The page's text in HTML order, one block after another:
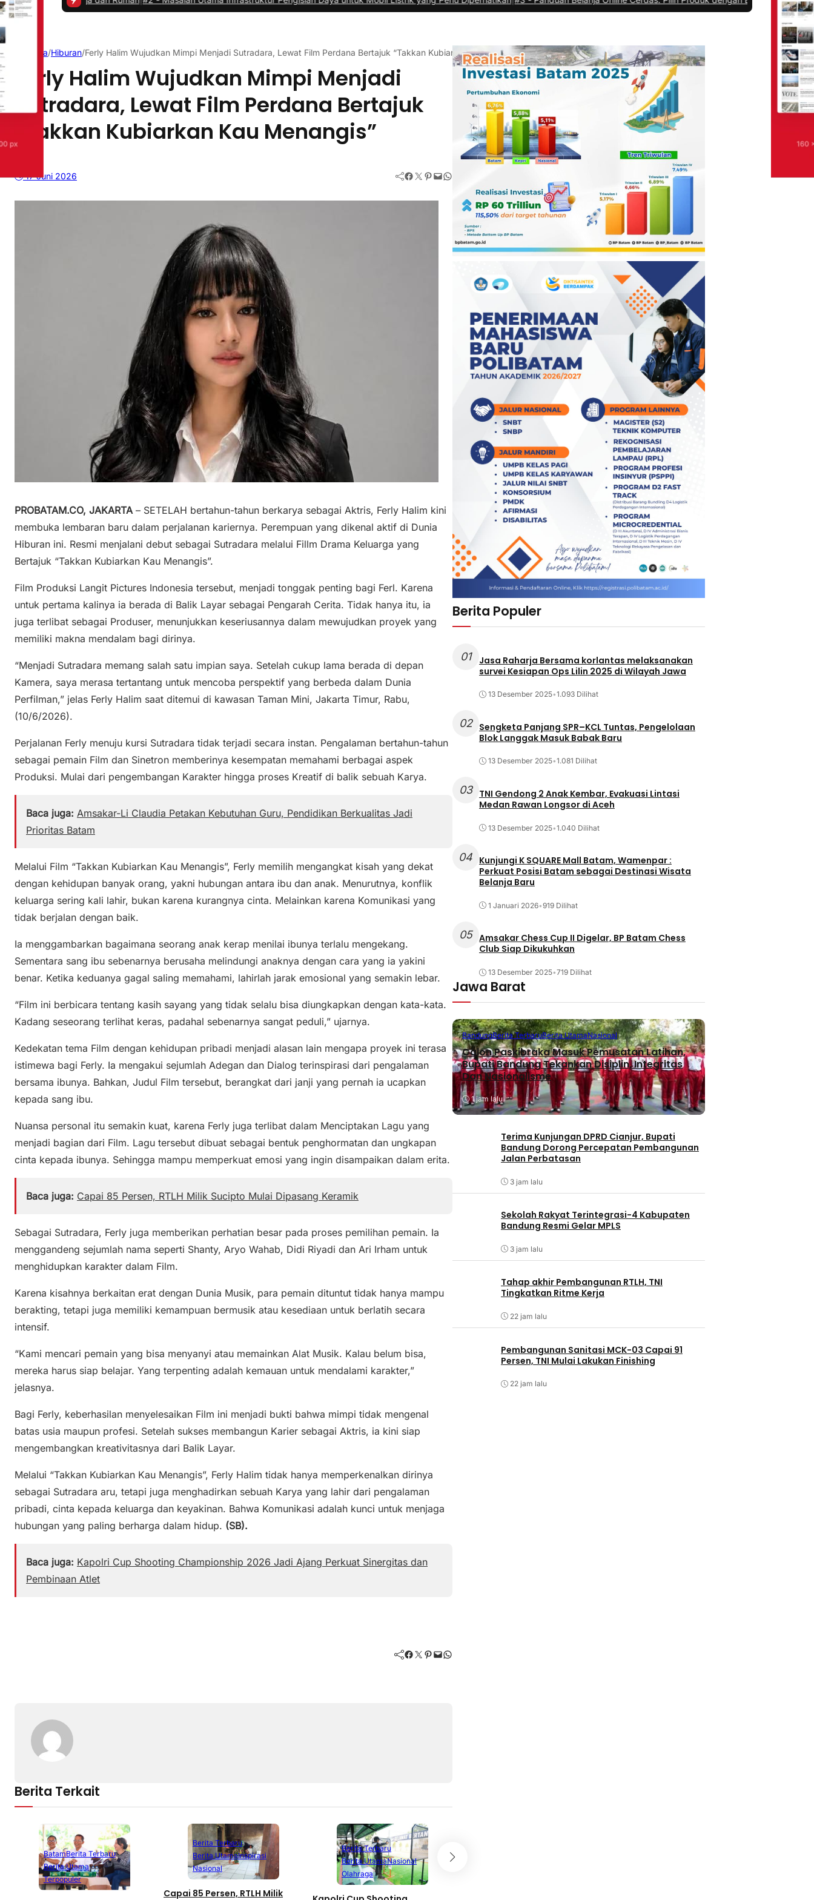
Beranda/Hiburan/Ferly Halim Wujudkan Mimpi Menjadi Sutradara, Lewat Film Perdana Bertajuk “Takkan Kubiarkan Kau Menangis”
Ferly Halim Wujudkan Mimpi Menjadi
Sutradara, Lewat Film Perdana Bertajuk
“Takkan Kubiarkan Kau Menangis”
17 Juni 2026 Facebook Twitter Pinterest Mail WhatsApp
PROBATAM.CO, JAKARTA– SETELAH bertahun-tahun berkarya sebagai Aktris, Ferly Halim kini
membuka lembaran baru dalam perjalanan kariernya. Perempuan yang dikenal aktif di Dunia
Hiburan ini. Resmi menjalani debut sebagai Sutradara melalui Fillm Drama Keluarga yang
Bertajuk “Takkan Kubiarkan Kau Menangis”.
Film Produksi Langit Pictures Indonesia tersebut, menjadi tonggak penting bagi Ferl. Karena
untuk pertama kalinya ia berada di Balik Layar sebagai Pengarah Cerita. Tidak hanya itu, ia
juga terlibat sebagai Produser, menunjukkan keseriusannya dalam mewujudkan proyek yang
memiliki makna mendalam bagi dirinya.
“Menjadi Sutradara memang salah satu impian saya. Setelah cukup lama berada di depan
Kamera, saya merasa tertantang untuk mencoba perspektif yang berbeda dalam Dunia
Perfilman,” jelas Ferly Halim saat ditemui di kawasan Taman Mini, Jakarta Timur, Rabu,
(10/6/2026).
Perjalanan Ferly menuju kursi Sutradara tidak terjadi secara instan. Pengalaman bertahun-tahun
sebagai pemain Film dan Sinetron memberinya kesempatan memahami berbagai aspek
Produksi. Mulai dari pengembangan Karakter hingga proses Kreatif di balik sebuah Karya.
Baca juga: Amsakar-Li Claudia Petakan Kebutuhan Guru, Pendidikan Berkualitas Jadi
Prioritas Batam
Melalui Film “Takkan Kubiarkan Kau Menangis”, Ferly memilih mengangkat kisah yang dekat
dengan kehidupan banyak orang, yakni hubungan antara ibu dan anak. Menurutnya, konflik
keluarga sering kali lahir, bukan karena kurangnya cinta. Melainkan karena Komunikasi yang
tidak berjalan dengan baik.
Ia menggambarkan bagaimana seorang anak kerap menilai ibunya terlalu mengekang.
Sementara sang ibu sebenarnya berusaha melindungi anaknya dengan cara yang ia yakini
benar. Ketika keduanya gagal saling memahami, lahirlah jarak emosional yang semakin lebar.
“Film ini berbicara tentang kasih sayang yang tidak selalu bisa diungkapkan dengan kata-kata.
Kadang seseorang terlihat keras, padahal sebenarnya sangat peduli,” ujarnya.
Kedekatan tema Film dengan kehidupan pribadi menjadi alasan lain mengapa proyek ini terasa
istimewa bagi Ferly. Ia mengakui sejumlah Adegan dan Dialog terinspirasi dari pengalaman
bersama ibunya. Bahkan, Judul Film tersebut, berangkat dari janji yang pernah ia ucapkan
kepada sang ibu.
Nuansa personal itu semakin kuat, karena Ferly juga terlibat dalam Menciptakan Lagu yang
menjadi bagian dari Film. Lagu tersebut dibuat sebagai bentuk penghormatan dan ungkapan
cinta kepada ibunya. Sehingga mampu memperkuat emosi yang ingin disampaikan dalam erita.
Baca juga: Capai 85 Persen, RTLH Milik Sucipto Mulai Dipasang Keramik
Sebagai Sutradara, Ferly juga memberikan perhatian besar pada proses pemilihan pemain. Ia
menggandeng sejumlah nama seperti Shanty, Aryo Wahab, Didi Riyadi dan Ari Irham untuk
menghidupkan karakter dalam Film.
Karena kisahnya berkaitan erat dengan Dunia Musik, para pemain dituntut tidak hanya mampu
berakting, tetapi juga memiliki kemampuan bermusik atau kesediaan untuk berlatih secara
intensif.
“Kami mencari pemain yang bisa menyanyi atau memainkan Alat Musik. Kalau belum bisa,
mereka harus siap belajar. Yang terpenting adalah kemauan untuk mendalami karakter,”
jelasnya.
Bagi Ferly, keberhasilan menyelesaikan Film ini menjadi bukti bahwa mimpi tidak mengenal
batas usia maupun profesi. Setelah sukses membangun Karier sebagai Aktris, ia kini siap
mengembangkan kreativitasnya dari Balik Layar.
Melalui “Takkan Kubiarkan Kau Menangis”, Ferly Halim tidak hanya memperkenalkan dirinya
sebagai Sutradara aru, tetapi juga menghadirkan sebuah Karya yang lahir dari pengalaman
pribadi, cinta kepada keluarga dan keyakinan. Bahwa Komunikasi adalah kunci untuk menjaga
hubungan yang paling berharga dalam hidup. (SB).
Baca juga: Kapolri Cup Shooting Championship 2026 Jadi Ajang Perkuat Sinergitas dan
Pembinaan Atlet
Facebook Twitter Pinterest Mail WhatsApp
Berita Terkait
BatamBerita Terbaru
Berita Utama
Terpopuler
Berita Terbaru
Berita UtamaInspirasi
Nasional
Capai 85 Persen, RTLH Milik
Berita Terbaru
Berita UtamaNasional
Olahraga
Berita Populer
01
Jasa Raharja Bersama korlantas melaksanakan
survei Kesiapan Ops Lilin 2025 di Wilayah Jawa
13 Desember 2025•1.093 Dilihat
02
Sengketa Panjang SPR–KCL Tuntas, Pengelolaan
Blok Langgak Masuk Babak Baru
13 Desember 2025•1.081 Dilihat
03
TNI Gendong 2 Anak Kembar, Evakuasi Lintasi
Medan Rawan Longsor di Aceh
13 Desember 2025•1.040 Dilihat
04 Kunjungi K SQUARE Mall Batam, Wamenpar :
Perkuat Posisi Batam sebagai Destinasi Wisata
Belanja Baru
1 Januari 2026•919 Dilihat
05 Amsakar Chess Cup II Digelar, BP Batam Chess
Club Siap Dikukuhkan
13 Desember 2025•719 Dilihat
Jawa Barat
BandungBerita TerbaruBerita UtamaNasional
Calon Paskibraka Masuk Pemusatan Latihan,
Bupati Bandung Tekankan Disiplin, Integritas
Dan Nasionalisme
1 jam lalu
Terima Kunjungan DPRD Cianjur, Bupati
Bandung Dorong Percepatan Pembangunan
Jalan Perbatasan
3 jam lalu
Sekolah Rakyat Terintegrasi-4 Kabupaten
Bandung Resmi Gelar MPLS
3 jam lalu
Tahap akhir Pembangunan RTLH, TNI
Tingkatkan Ritme Kerja
22 jam lalu
Pembangunan Sanitasi MCK-03 Capai 91
Persen, TNI Mulai Lakukan Finishing
22 jam lalu